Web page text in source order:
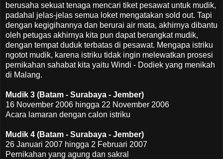
berusaha sekuat tenaga mencari tiket pesawat untuk mudik,
padahal jelas-jelas semua loket mengatakan sold out. Tapi
dengan kegigihannya dan berurai air mata, akhirnya dibantu
oleh petugas akhirnya kita pun dapat berangkat mudik,
dengan tempat duduk terbatas di pesawat. Mengapa istriku
ngotot mudik, karena istriku tidak ingin melewatkan prosesi
pernikahan sahabat kita yaitu Windi - Dodiek yang menikah
di Malang.
Mudik 3 (Batam - Surabaya - Jember)
16 November 2006 hingga 22 November 2006
Acara lamaran dengan calon istriku
Mudik 4 (Batam - Surabaya - Jember)
26 Januari 2007 hingga 2 Februari 2007
Pernikahan yang agung dan sakral